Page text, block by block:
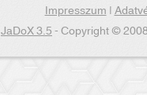
Impresszum|
JaDoX 3.5- Copyright ©